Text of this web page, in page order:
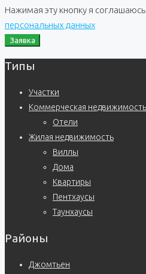
Нажимая эту кнопку я соглашаюсь
персональных данных
Заявка
Типы
Участки
Коммерческая недвижимость
Отели
Жилая недвижимость
Виллы
Дома
Квартиры
Пентхаусы
Таунхаусы
Районы
Джомтьен